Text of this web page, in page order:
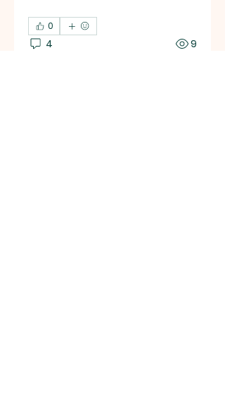
0
4 9